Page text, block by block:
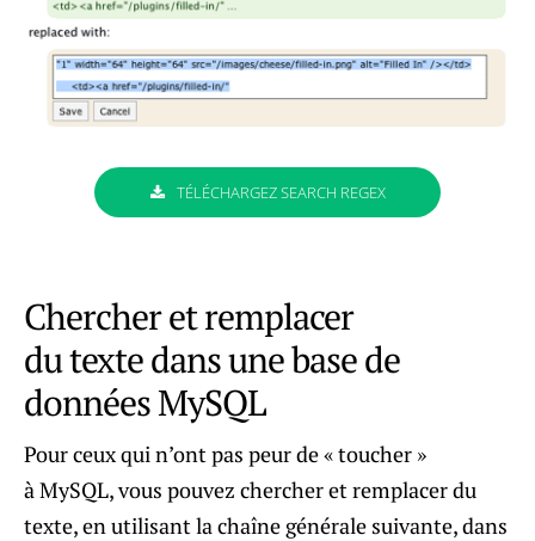
TÉLÉCHARGEZ SEARCH REGEX
Chercher et remplacer
du texte dans une base de
données MySQL
Pour ceux qui n’ont pas peur de « toucher »
à MySQL, vous pouvez chercher et remplacer du
texte, en utilisant la chaîne générale suivante, dans